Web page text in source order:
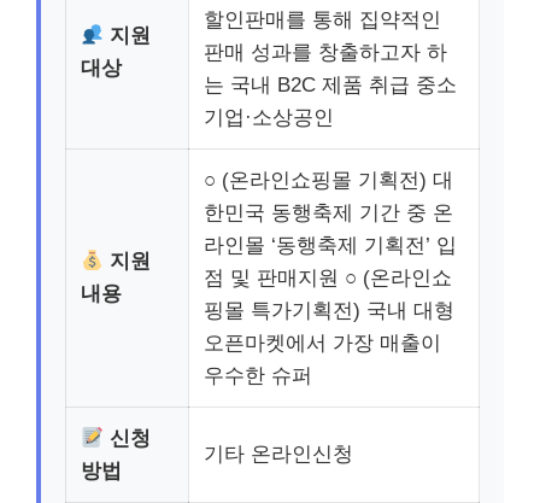
지원
대상
할인판매를 통해 집약적인
판매 성과를 창출하고자 하
는 국내 B2C 제품 취급 중소
기업·소상공인
지원
내용
○ (온라인쇼핑몰 기획전) 대
한민국 동행축제 기간 중 온
라인몰 ‘동행축제 기획전’ 입
점 및 판매지원 ○ (온라인쇼
핑몰 특가기획전) 국내 대형
오픈마켓에서 가장 매출이
우수한 슈퍼
신청
방법
기타 온라인신청